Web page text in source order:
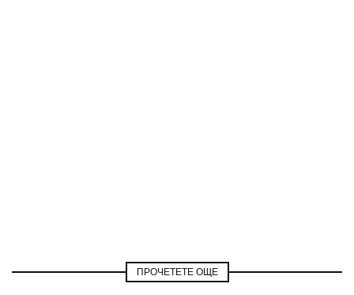
ПРОЧЕТЕТЕ ОЩЕ